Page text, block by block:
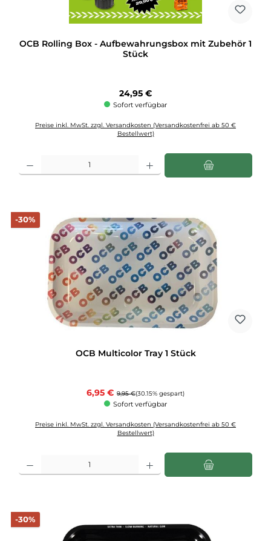
OCB Rolling Box - Aufbewahrungsbox mit Zubehör 1
Stück
Regulärer Preis:
24,95 €
Sofort verfügbar
Preise inkl. MwSt. zzgl. Versandkosten (Versandkostenfrei ab 50 €
Bestellwert)
-30%Rabatt
OCB Multicolor Tray 1 Stück
Verkaufspreis:
6,95 € Regulärer Preis:
9,95 €(30.15% gespart)
Sofort verfügbar
Preise inkl. MwSt. zzgl. Versandkosten (Versandkostenfrei ab 50 €
Bestellwert)
Produkt Anzahl: Gib den gewünschten Wert ein oder benutze die Schaltflächen
-30%Rabatt